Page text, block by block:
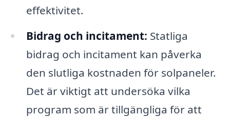
effektivitet.
Bidrag och incitament: Statliga
bidrag och incitament kan påverka
den slutliga kostnaden för solpaneler.
Det är viktigt att undersöka vilka
program som är tillgängliga för att